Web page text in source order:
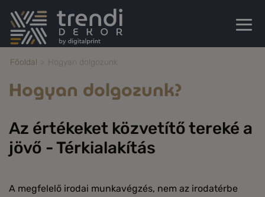
Főoldal Hogyan dolgozunk
Hogyan dolgozunk?
Az értékeket közvetítő tereké a
jövő - Térkialakítás
A megfelelő irodai munkavégzés, nem az irodatérbe